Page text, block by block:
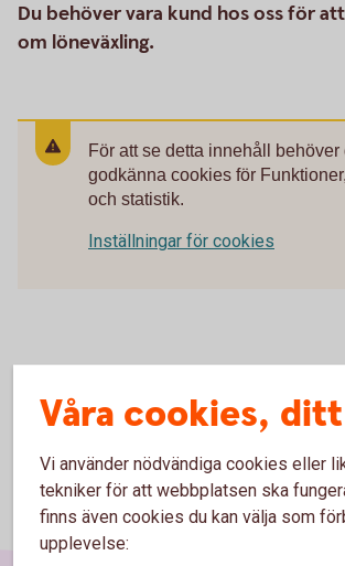
Du behöver vara kund hos oss för
om löneväxling.
För att se detta innehåll behöver
godkänna cookies för
och statistik.
Inställningar för cookies
Våra cookies,
Vi använder nödvändiga cookies eller
tekniker för att webbplatsen ska
finns även cookies du kan välja som
upplevelse: